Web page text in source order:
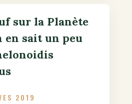
sur la Planète
en sait un peu
2019